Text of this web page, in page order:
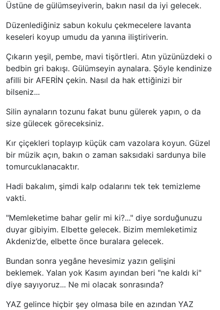
Üstüne de gülümseyiverin, bakın nasıl da iyi gelecek.
Düzenlediğiniz sabun kokulu çekmecelere lavanta
keseleri koyup umudu da yanına iliştiriverin.
Çıkarın yeşil, pembe, mavi tişörtleri. Atın yüzünüzdeki o
bedbin gri bakışı. Gülümseyin aynalara. Şöyle kendinize
afilli bir AFERİN çekin. Nasıl da hak ettiğinizi bir
bilseniz...
Silin aynaların tozunu fakat bunu gülerek yapın, o da
size gülecek göreceksiniz.
Kır çiçekleri toplayıp küçük cam vazolara koyun. Güzel
bir müzik açın, bakın o zaman saksıdaki sardunya bile
tomurcuklanacaktır.
Hadi bakalım, şimdi kalp odalarını tek tek temizleme
vakti.
"Memleketime bahar gelir mi ki?..." diye sorduğunuzu
duyar gibiyim. Elbette gelecek. Bizim memleketimiz
Akdeniz’de, elbette önce buralara gelecek.
Bundan sonra yegâne hevesimiz yazın gelişini
beklemek. Yalan yok Kasım ayından beri "ne kaldı ki"
diye sayıyoruz... Ne mi olacak sonrasında?
YAZ gelince hiçbir şey olmasa bile en azından YAZ